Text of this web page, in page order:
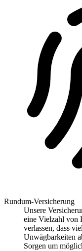
Rundum-Versicherung
Unsere
eine Vielzahl von
verlassen, dass
Unwägbarkeiten
Sorgen um